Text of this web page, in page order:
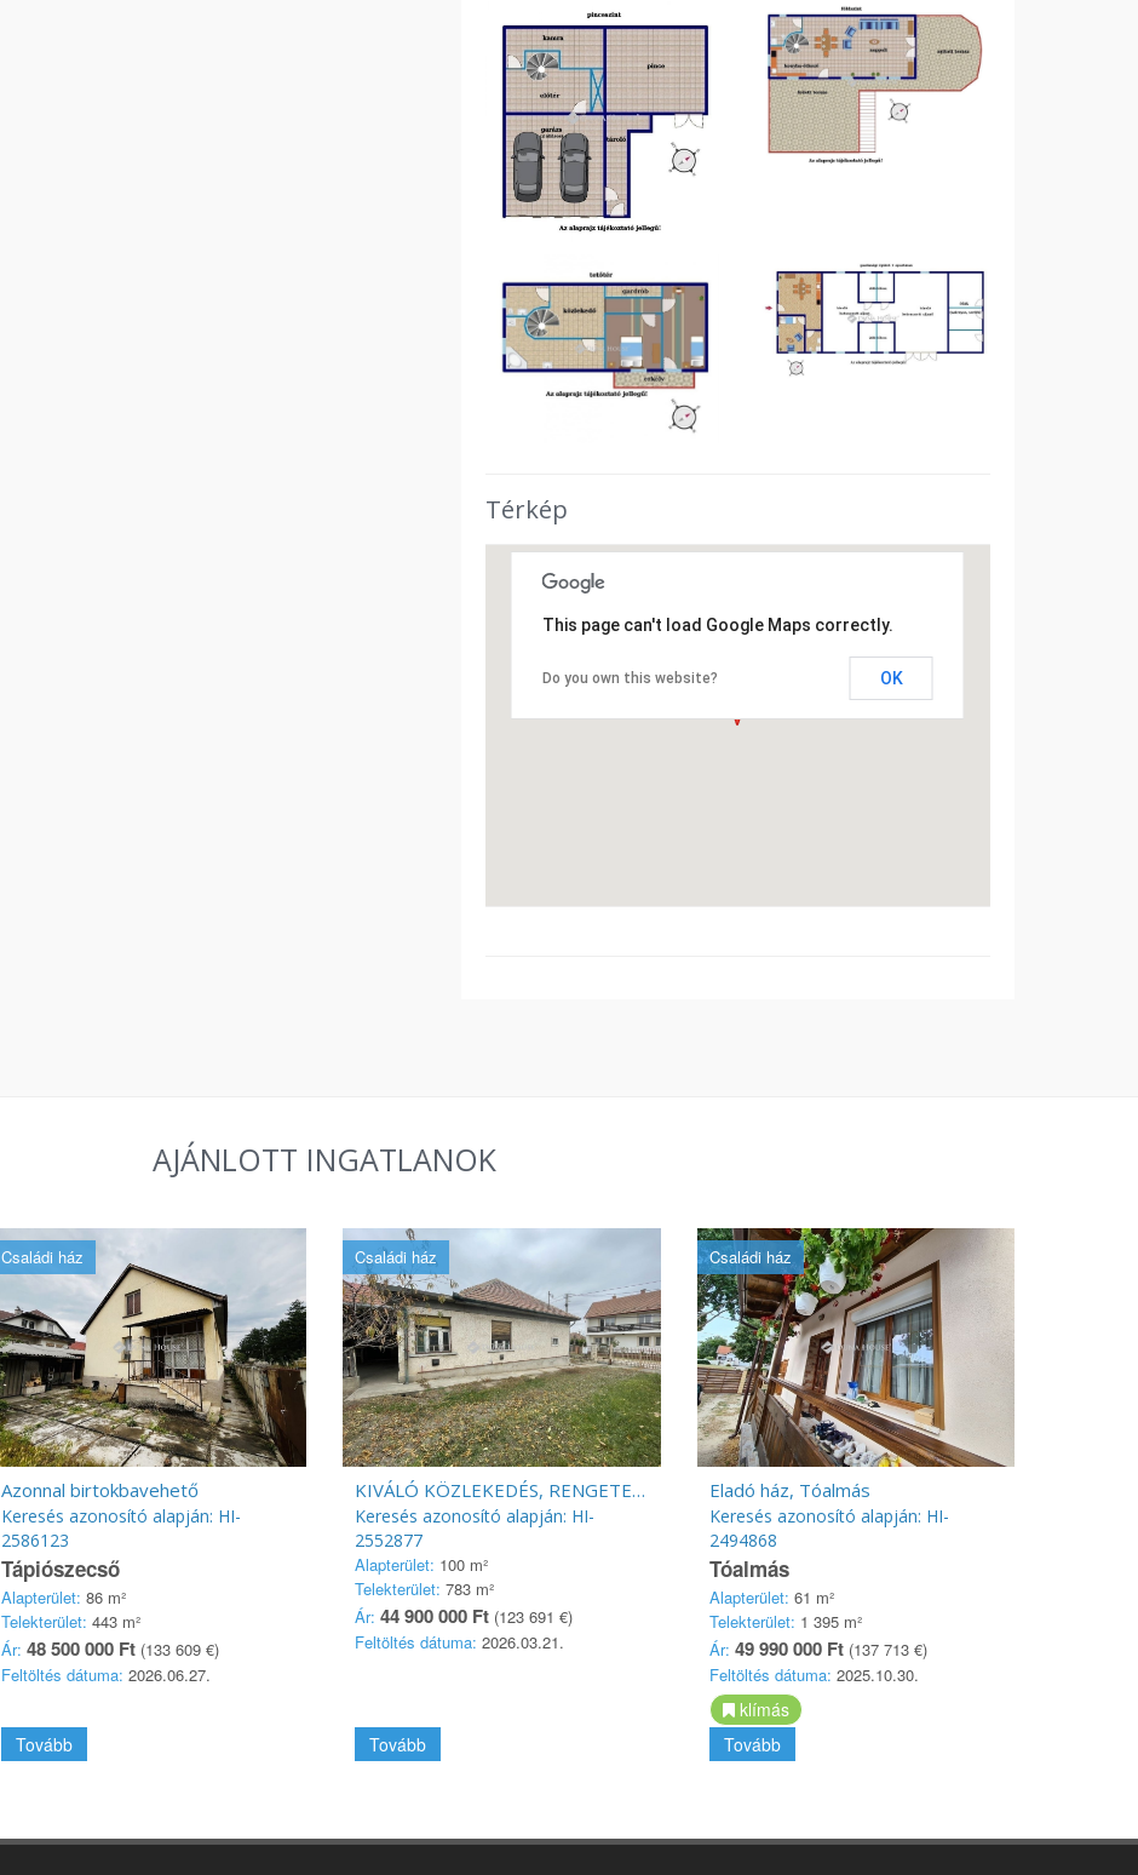
Térkép
This page can't load Google Maps correctly.
Do you own this website? OK
AJÁNLOTT INGATLANOK
Családi ház
Azonnal birtokbavehető
Keresés azonosító alapján: HI-
2586123
Tápiószecső
Alapterület: 86 m²
Telekterület: 443 m²
Ár: 48 500 000 Ft(133 609 €)
Feltöltés dátuma: 2026.06.27.
Tovább
Családi ház
KIVÁLÓ KÖZLEKEDÉS, RENGETEG LEHETŐSÉG
Keresés azonosító alapján: HI-
2552877
Alapterület: 100 m²
Telekterület: 783 m²
Ár: 44 900 000 Ft (123 691 €)
Feltöltés dátuma: 2026.03.21.
Tovább
Családi ház
Eladó ház, Tóalmás
Keresés azonosító alapján: HI-
2494868
Tóalmás
Alapterület: 61 m²
Telekterület: 1 395 m²
Ár: 49 990 000 Ft(137 713 €)
Feltöltés dátuma: 2025.10.30.
klímás
Tovább